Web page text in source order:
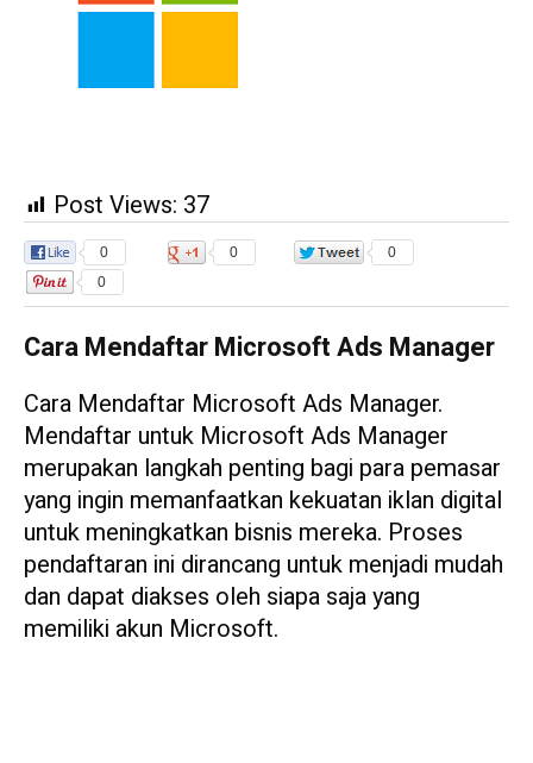
Post Views: 37
0 0
0
0
Cara Mendaftar Microsoft Ads Manager
Cara Mendaftar Microsoft Ads Manager.
Mendaftar untuk Microsoft Ads Manager
merupakan langkah penting bagi para pemasar
yang ingin memanfaatkan kekuatan iklan digital
untuk meningkatkan bisnis mereka. Proses
pendaftaran ini dirancang untuk menjadi mudah
dan dapat diakses oleh siapa saja yang
memiliki akun Microsoft.